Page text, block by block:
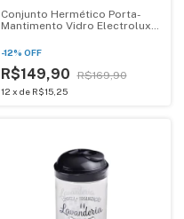
Conjunto Hermético Porta-
Mantimento Vidro Electrolux
-12% OFF
R$149,90 R$169,90
12 x de R$15,25